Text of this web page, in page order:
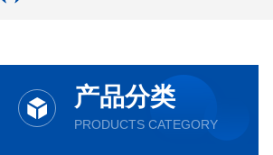
产品分类
PRODUCTS CATEGORY